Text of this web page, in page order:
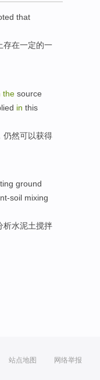
that
存在一定的一
the source
in this
仍然可以获得
ground
soil mixing
析水泥土搅拌
站点地图 网络举报